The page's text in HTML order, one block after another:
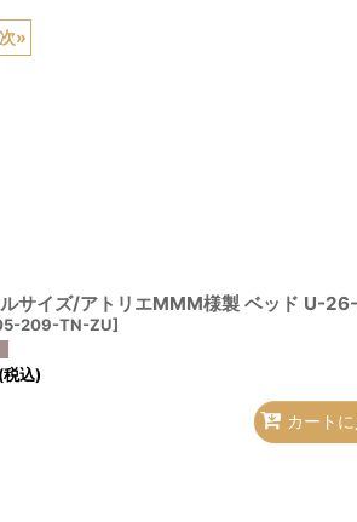
次»
サイズ/アトリエMMM様製 ベッド U-
209-TN-ZU]
(税込)
カート